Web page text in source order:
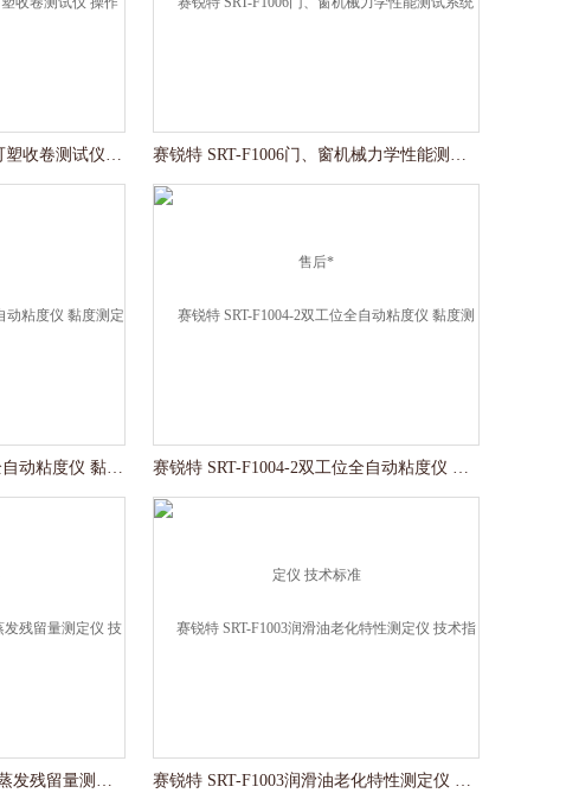
赛锐特 SRT-Z439石膏绷带可塑收卷测试仪 操作便捷 赛锐特 SRT-F1006门、窗机械力学性能测试系统 售后*
赛锐特 SRT-F1004-66工位全自动粘度仪 黏度测定仪 技术指导 赛锐特 SRT-F1004-2双工位全自动粘度仪 黏度测定仪 技术标准
赛锐特 SRT-F1002苯类产品蒸发残留量测定仪 技术标准 赛锐特 SRT-F1003润滑油老化特性测定仪 技术指导